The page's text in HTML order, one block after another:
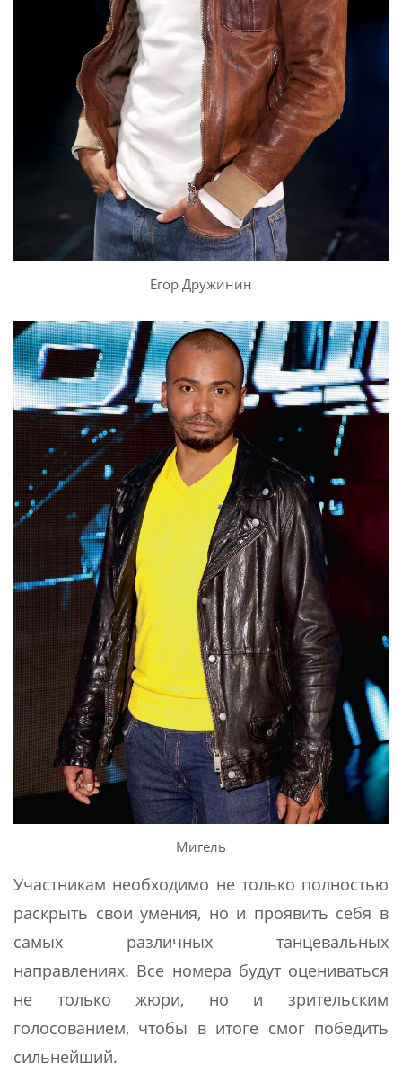
Егор Дружинин
Мигель
Участникам необходимо не только полностью
раскрыть свои умения, но и проявить себя в
самых различных танцевальных
направлениях. Все номера будут оцениваться
не только жюри, но и зрительским
голосованием, чтобы в итоге смог победить
сильнейший.